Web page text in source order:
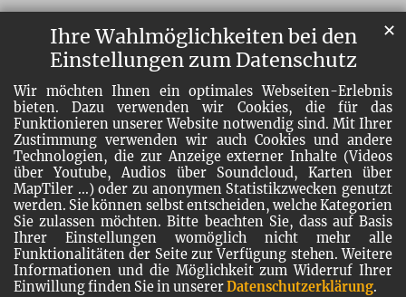
Ihre Wahlmöglichkeiten bei den
Einstellungen zum Datenschutz
Wir möchten Ihnen ein optimales Webseiten-Erlebnis
bieten. Dazu verwenden wir Cookies, die für das
Funktionieren unserer Website notwendig sind. Mit Ihrer
Zustimmung verwenden wir auch Cookies und andere
Technologien, die zur Anzeige externer Inhalte (Videos
über Youtube, Audios über Soundcloud, Karten über
MapTiler ...) oder zu anonymen Statistikzwecken genutzt
werden. Sie können selbst entscheiden, welche Kategorien
Sie zulassen möchten. Bitte beachten Sie, dass auf Basis
Ihrer Einstellungen womöglich nicht mehr alle
Funktionalitäten der Seite zur Verfügung stehen. Weitere
Informationen und die Möglichkeit zum Widerruf Ihrer
Einwillung finden Sie in unsererDatenschutzerklärung.
✕